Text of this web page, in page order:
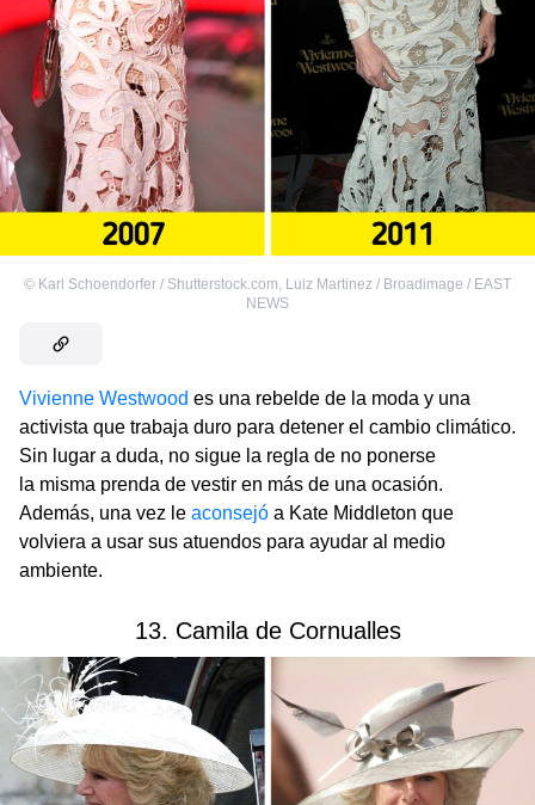
© Karl Schoendorfer / Shutterstock.com, Luiz Martinez / Broadimage / EAST
NEWS
Vivienne Westwood es una rebelde de la moda y una
activista que trabaja duro para detener el cambio climático.
Sin lugar a duda, no sigue la regla de no ponerse
la misma prenda de vestir en más de una ocasión.
Además, una vez le aconsejó a Kate Middleton que
volviera a usar sus atuendos para ayudar al medio
ambiente.
13. Camila de Cornualles